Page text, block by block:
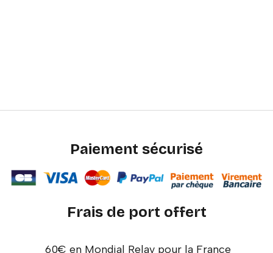
Paiement sécurisé
Frais de port offert
60€ en Mondial Relay pour la France